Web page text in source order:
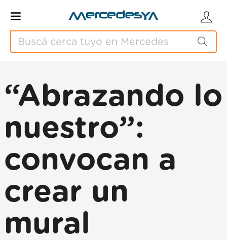
“Abrazando lo
nuestro”:
convocan a
crear un
mural